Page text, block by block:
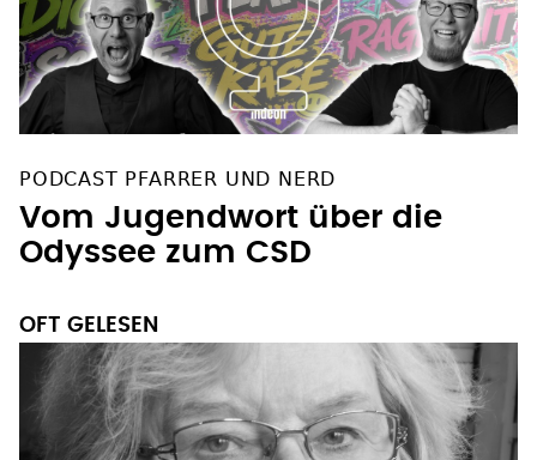
PODCAST PFARRER UND NERD
Vom Jugendwort über die
Odyssee zum CSD
OFT GELESEN